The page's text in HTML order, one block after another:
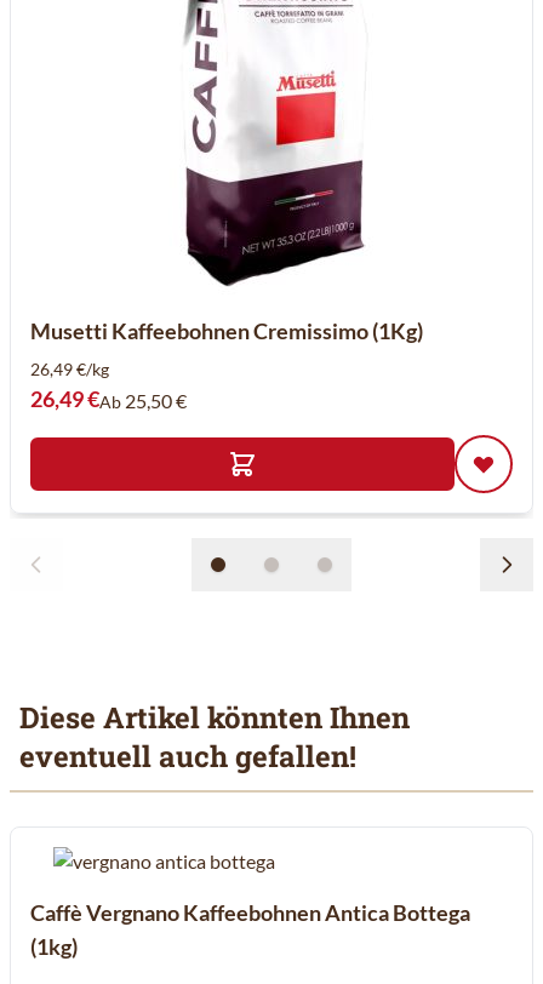
Musetti Kaffeebohnen Cremissimo (1Kg)
26,49 €/kg
26,49 €Ab 25,50 €
Diese Artikel könnten Ihnen
eventuell auch gefallen!
Mit der Tabulatortaste können Sie durch die Elemente des
Clicken, um das Karussell zu überspringen
Clicken, um zur Karussell-Navigation zu gelangen
Caffè Vergnano Kaffeebohnen Antica Bottega
(1kg)